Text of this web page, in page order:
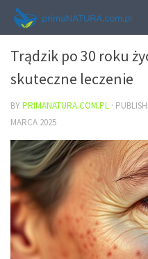
URODA
Trądzik po 30 roku
skuteczne leczenie
BYPRIMANATURA.COM.PL ·
MARCA 2025